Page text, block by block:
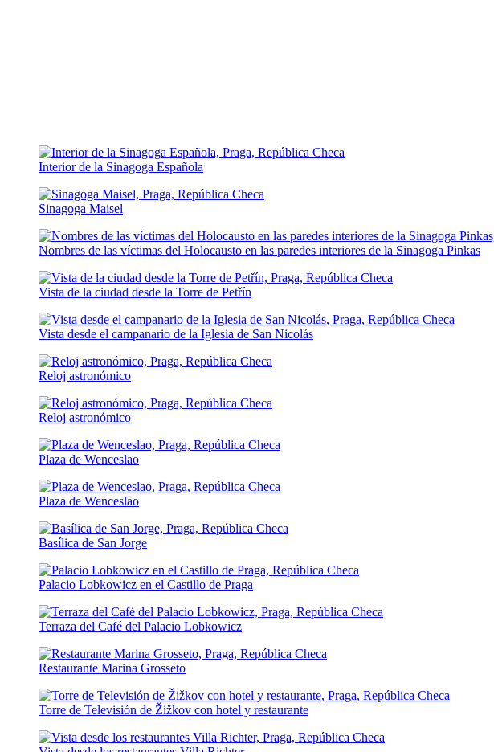
Interior de la Sinagoga Española
Sinagoga Maisel
Nombres de las víctimas del Holocausto en las paredes interiores de la Sinagoga Pinkas
Vista de la ciudad desde la Torre de Petřín
Vista desde el campanario de la Iglesia de San Nicolás
Reloj astronómico
Reloj astronómico
Plaza de Wenceslao
Plaza de Wenceslao
Basílica de San Jorge
Palacio Lobkowicz en el Castillo de Praga
Terraza del Café del Palacio Lobkowicz
Restaurante Marina Grosseto
Torre de Televisión de Žižkov con hotel y restaurante